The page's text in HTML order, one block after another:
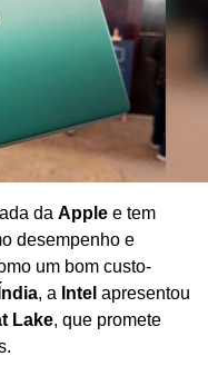
da Apple e tem
desempenho e
um bom custo-
Índia, a Intel apresentou
Lake, que promete